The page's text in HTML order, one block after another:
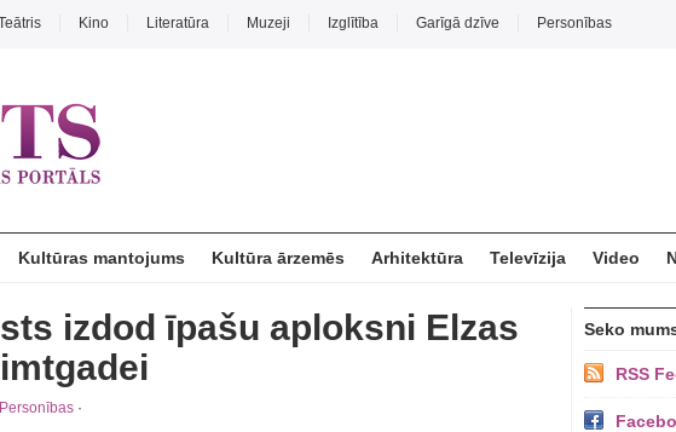
Kino Literatūra Muzeji Izglītība Garīgā dzīve Personības
Kultūras mantojums Kultūra ārzemēs Arhitektūra Televīzija Video
izdod īpašu aploksni Elzas
Personības ·
Seko
RSS